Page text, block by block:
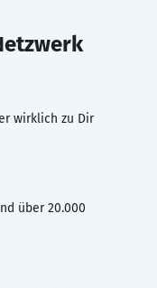
wirklich zu Dir
über 20.000